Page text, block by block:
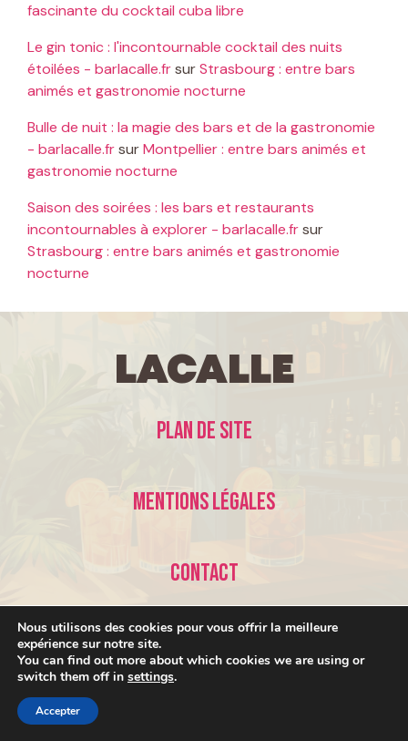
fascinante du cocktail cuba libre
Le gin tonic : l'incontournable cocktail des nuits
étoilées - barlacalle.frsurStrasbourg : entre bars
animés et gastronomie nocturne
Bulle de nuit : la magie des bars et de la gastronomie
- barlacalle.frsurMontpellier : entre bars animés et
gastronomie nocturne
Saison des soirées : les bars et restaurants
incontournables à explorer - barlacalle.frsur
Strasbourg : entre bars animés et gastronomie
nocturne
LaCalle
Plan de site
Mentions légales
Contact
Nous utilisons des cookies pour vous offrir la meilleure
expérience sur notre site.
You can find out more about which cookies we are using or
switch them off in settings.
Accepter